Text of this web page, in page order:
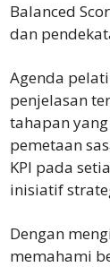
Balanced
dan
Agenda
penjelasan
tahapan
pemetaan
KPI pada
inisiatif
Dengan
memahami